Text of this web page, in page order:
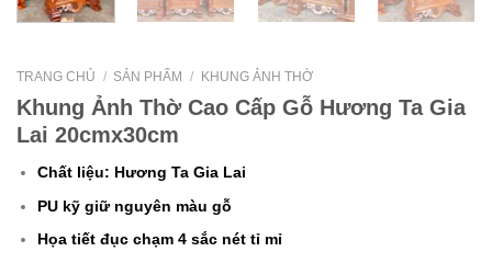
TRANG CHỦ / SẢN PHẨM / KHUNG ẢNH THỜ
Khung Ảnh Thờ Cao Cấp Gỗ Hương Ta Gia
Lai 20cmx30cm
Chất liệu: Hương Ta Gia Lai
PU kỹ giữ nguyên màu gỗ
Họa tiết đục chạm 4 sắc nét tỉ mỉ